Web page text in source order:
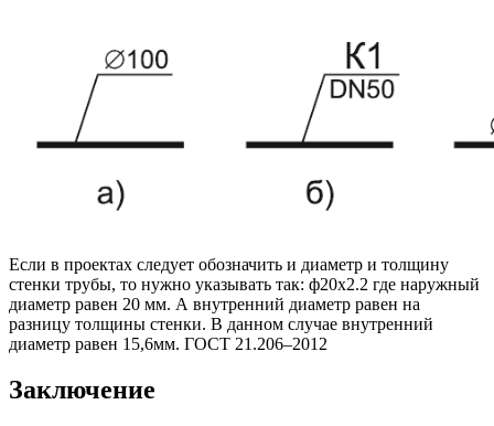
Если в проектах следует обозначить и диаметр и толщину
стенки трубы, то нужно указывать так: ф20х2.2 где наружный
диаметр равен 20 мм. А внутренний диаметр равен на
разницу толщины стенки. В данном случае внутренний
диаметр равен 15,6мм. ГОСТ 21.206–2012
Заключение